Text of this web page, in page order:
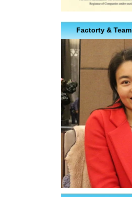
Factorty & Team